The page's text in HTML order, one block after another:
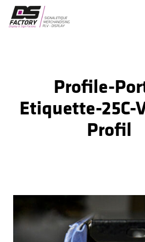
Profile-
Etiquette-25C-
Profil